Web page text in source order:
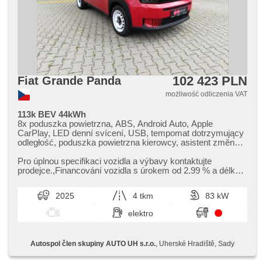
Fiat Grande Panda 102 423 PLN
możliwość odliczenia VAT
113k BEV 44kWh
8x poduszka powietrzna, ABS, Android Auto, Apple
CarPlay, LED denní svícení, USB, tempomat dotrzymujący
odległość, poduszka powietrzna kierowcy, asistent změny
zamykanie centralne - zdalne, digitální příjem rádia (DAB),
digitální přístrojový štít, el. opuszczane przednie szyby, el.
ruchu, asystent martwego pola, isofix, kierownica
wielofunkcyjna, napęd 4x2, czujnik deszczu, stabilizacja
podwozia (ESP), termometr zewnętrzny, podgrzewana
przednia szyba, chowane zagłówki, wycieraczka tylna,
Pro úplnou specifikaci vozidla a výbavy kontaktujte
prodejce.,​Financování vozidla s úrokem od 2.99 % a délkou
2025 4 tkm
83 kW
elektro
Autospol člen skupiny AUTO UH s.r.o. , Uherské Hradiště, Sady